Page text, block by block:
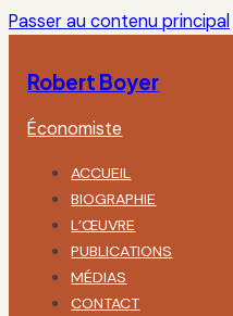
Passer au contenu principal
Robert Boyer
Économiste
ACCUEIL
BIOGRAPHIE
L’ŒUVRE
PUBLICATIONS
MÉDIAS
CONTACT